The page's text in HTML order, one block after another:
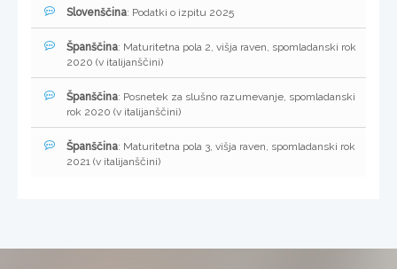
Slovenščina: Podatki o izpitu 2025
Španščina: Maturitetna pola 2, višja raven, spomladanski rok
2020 (v italijanščini)
Španščina: Posnetek za slušno razumevanje, spomladanski
rok 2020 (v italijanščini)
Španščina: Maturitetna pola 3, višja raven, spomladanski rok
2021 (v italijanščini)